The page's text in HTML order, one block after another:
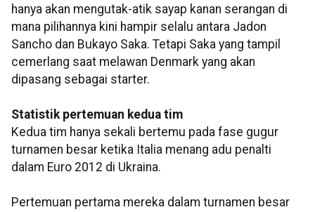
hanya akan mengutak-atik sayap kanan serangan di
mana pilihannya kini hampir selalu antara Jadon
Sancho dan Bukayo Saka. Tetapi Saka yang tampil
cemerlang saat melawan Denmark yang akan
dipasang sebagai starter.
Statistik pertemuan kedua tim
Kedua tim hanya sekali bertemu pada fase gugur
turnamen besar ketika Italia menang adu penalti
dalam Euro 2012 di Ukraina.
Pertemuan pertama mereka dalam turnamen besar